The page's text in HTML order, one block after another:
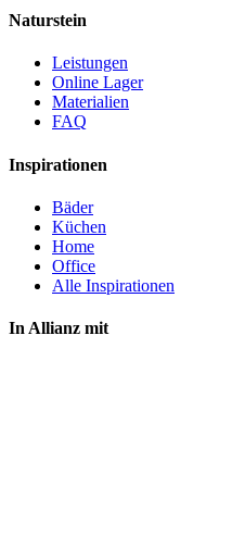
Naturstein
Leistungen
Online Lager
Materialien
FAQ
Inspirationen
Bäder
Küchen
Home
Office
Alle Inspirationen
In Allianz mit